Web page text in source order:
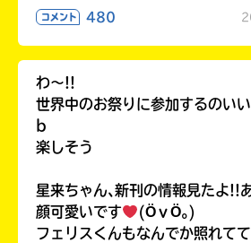
コメント 480
わ〜!!
世界中のお祭りに参加するの
b
楽しそう
星来ちゃん､新刊の情報見たよ!!
顔可愛いです
(ӦｖӦ｡)
フェリスくんもなんでか照れて